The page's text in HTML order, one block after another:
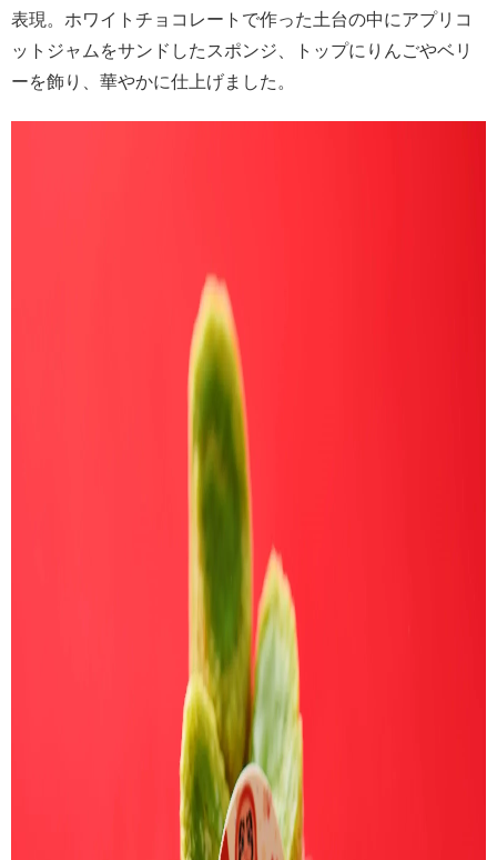
表現。ホワイトチョコレートで作った土台の中にアプリコ
ットジャムをサンドしたスポンジ、トップにりんごやベリ
ーを飾り、華やかに仕上げました。